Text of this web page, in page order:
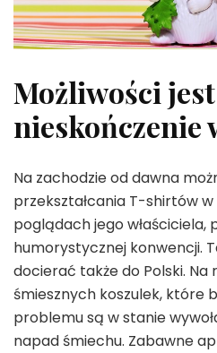
Możliwości jest
nieskończenie
Na zachodzie od dawna
przekształcania T-shirtów
poglądach jego właściciela,
humorystycznej konwencji.
docierać także do Polski. Na
śmiesznych koszulek, które
problemu są w stanie
napad śmiechu. Zabawne